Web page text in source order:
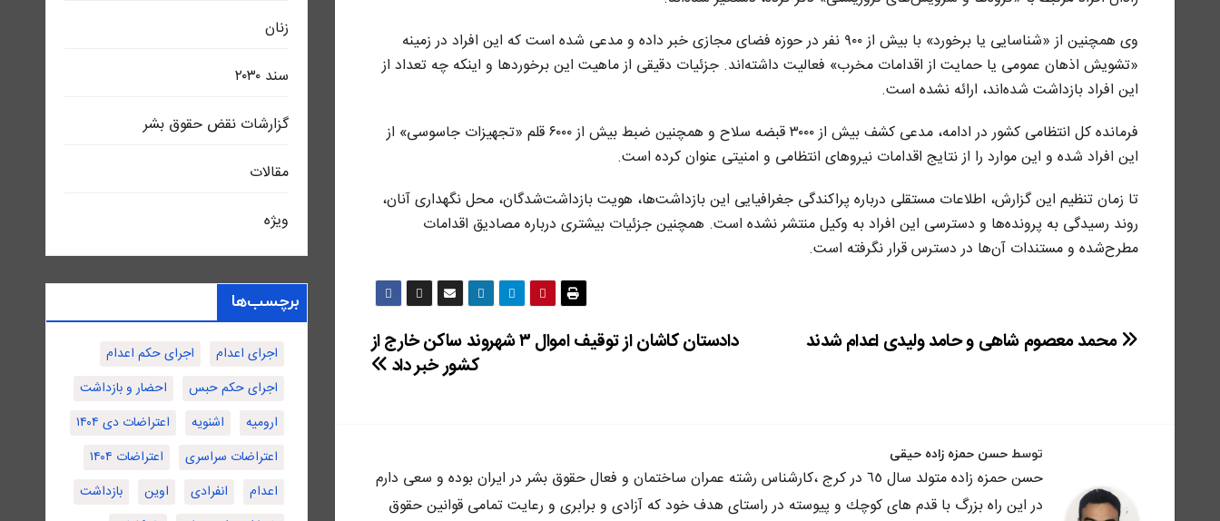
وی همچنین از «شناسایی یا برخورد» با بیش از ۹۰۰ نفر در حوزه فضای مجازی خبر داده و مدعی شده است که این افراد در زمینه
«تشویش اذهان عمومی یا حمایت از اقدامات مخرب» فعالیت داشته‌اند. جزئیات دقیقی از ماهیت این برخوردها و اینکه چه تعداد از
این افراد بازداشت شده‌اند، ارائه نشده است.
فرمانده کل انتظامی کشور در ادامه، مدعی کشف بیش از ۳۰۰۰ قبضه سلاح و همچنین ضبط بیش از ۶۰۰۰ قلم «تجهیزات جاسوسی» از
این افراد شده و این موارد را از نتایج اقدامات نیروهای انتظامی و امنیتی عنوان کرده است.
تا زمان تنظیم این گزارش، اطلاعات مستقلی درباره پراکندگی جغرافیایی این بازداشت‌ها، هویت بازداشت‌شدگان، محل نگهداری آنان،
روند رسیدگی به پرونده‌ها و دسترسی این افراد به وکیل منتشر نشده است. همچنین جزئیات بیشتری درباره مصادیق اقدامات
مطرح‌شده و مستندات آن‌ها در دسترس قرار نگرفته است.
راهبری
دادستان کاشان از توقیف اموال ۳ شهروند ساکن خارج از
کشور خبر داد
محمد معصوم شاهی و حامد ولیدی اعدام شدند
توسط حسن حمزه زاده حیقی
حسن حمزه زاده متولد سال ٦٥ در كرج ،كارشناس رشته عمران ساختمان و فعال حقوق بشر در ايران بوده و سعى دارم
در اين راه بزرگ با قدم هاى كوچك و پيوسته در راستاى هدف خود كه آزادى و برابرى و رعايت تمامى قوانين حقوق
زنان
سند ٢٠٣٠
گزارشات نقض حقوق بشر
مقالات
ویژه
برچسب‌ها
اجرای اعدام
اجرای حکم اعدام
اجرای حکم حبس
احضار و بازداشت
ارومیه
اشنویه
اعتراضات دی ۱۴۰۴
اعتراضات سراسری
اعتراضات ۱۴۰۴
اعدام
انفرادی اوین
بازداشت